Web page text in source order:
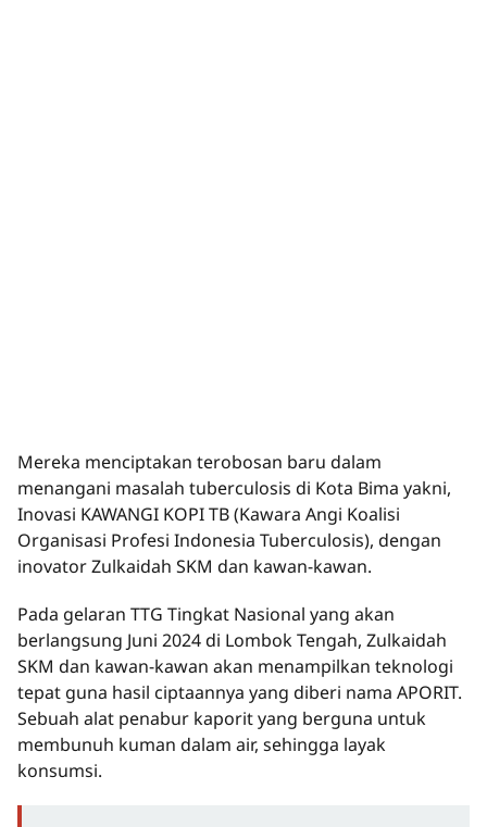
Mereka menciptakan terobosan baru dalam
menangani masalah tuberculosis di Kota Bima yakni,
Inovasi KAWANGI KOPI TB (Kawara Angi Koalisi
Organisasi Profesi Indonesia Tuberculosis), dengan
inovator Zulkaidah SKM dan kawan-kawan.
Pada gelaran TTG Tingkat Nasional yang akan
berlangsung Juni 2024 di Lombok Tengah, Zulkaidah
SKM dan kawan-kawan akan menampilkan teknologi
tepat guna hasil ciptaannya yang diberi nama APORIT.
Sebuah alat penabur kaporit yang berguna untuk
membunuh kuman dalam air, sehingga layak
konsumsi.